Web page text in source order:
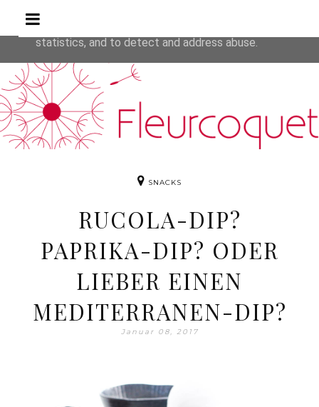
Rezepte
SNACKS
RUCOLA-DIP?
PAPRIKA-DIP? ODER
LIEBER EINEN
MEDITERRANEN-DIP?
Januar 08, 2017
This site uses cookies from Google to deliver its
statistics, and to detect and address abuse.